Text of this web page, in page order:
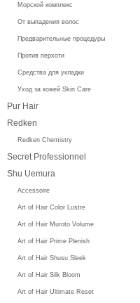
Морской комплекс
От выпадения волос
Предварительные процедуры
Против перхоти
Средства для укладки
Уход за кожей Skin Care
Pur Hair
Redken
Redken Chemistry
Secret Professionnel
Shu Uemura
Accessoire
Art of Hair Color Lustre
Art of Hair Muroto Volume
Art of Hair Prime Plenish
Art of Hair Shusu Sleek
Art of Hair Silk Bloom
Art of Hair Ultimate Reset